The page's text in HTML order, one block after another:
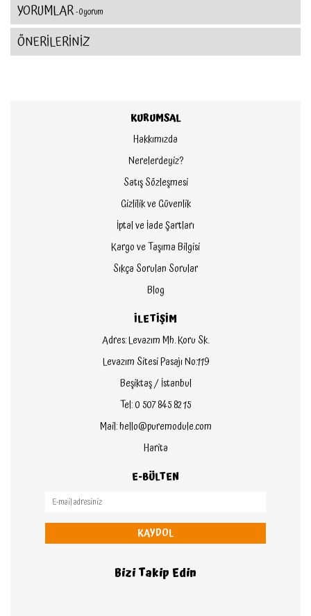
YORUMLAR- 0 yorum
ÖNERİLERİNİZ
KURUMSAL
Hakkımızda
Nerelerdeyiz?
Satış Sözleşmesi
Gizlilik ve Güvenlik
İptal ve İade Şartları
Kargo ve Taşıma Bilgisi
Sıkça Sorulan Sorular
Blog
İLETİŞİM
Adres: Levazım Mh. Koru Sk.
Levazım Sitesi Pasajı No:119
Beşiktaş / İstanbul
Tel: 0 507 845 82 15
Mail: hello@puremodule.com
Harita
E-BÜLTEN
KAYDOL
Bizi Takip Edin